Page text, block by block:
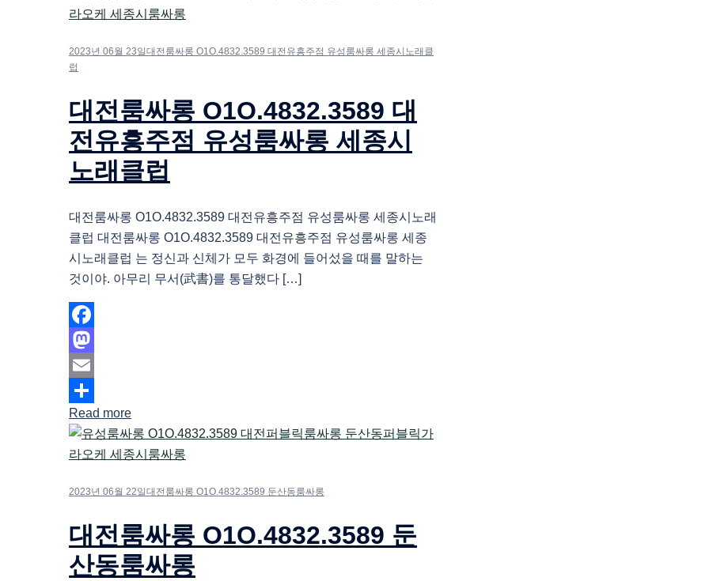
2023년 06월 23일대전룸싸롱 O1O.4832.3589 대전유흥주점 유성룸싸롱 세종시노래클
럽
대전룸싸롱 O1O.4832.3589 대
전유흥주점 유성룸싸롱 세종시
노래클럽
대전룸싸롱 O1O.4832.3589 대전유흥주점 유성룸싸롱 세종시노래
클럽 대전룸싸롱 O1O.4832.3589 대전유흥주점 유성룸싸롱 세종
시노래클럽 는 정신과 신체가 모두 화경에 들어섰을 때를 말하는
것이야. 아무리 무서(武書)를 통달했다 […]
Facebook
Mastodon
Email
Share
Read more
2023년 06월 22일대전룸싸롱 O1O.4832.3589 둔산동룸싸롱
대전룸싸롱 O1O.4832.3589 둔
산동룸싸롱